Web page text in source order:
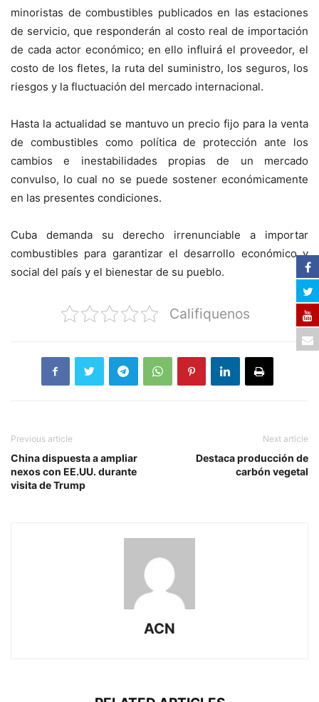
minoristas de combustibles publicados en las estaciones
de servicio, que responderán al costo real de importación
de cada actor económico; en ello influirá el proveedor, el
costo de los fletes, la ruta del suministro, los seguros, los
riesgos y la fluctuación del mercado internacional.
Hasta la actualidad se mantuvo un precio fijo para la venta
de combustibles como política de protección ante los
cambios e inestabilidades propias de un mercado
convulso, lo cual no se puede sostener económicamente
en las presentes condiciones.
Cuba demanda su derecho irrenunciable a importar
combustibles para garantizar el desarrollo económico y
social del país y el bienestar de su pueblo.
Califiquenos
Previous article
China dispuesta a ampliar
nexos con EE.UU. durante
visita de Trump
Next article
Destaca producción de
carbón vegetal
ACN